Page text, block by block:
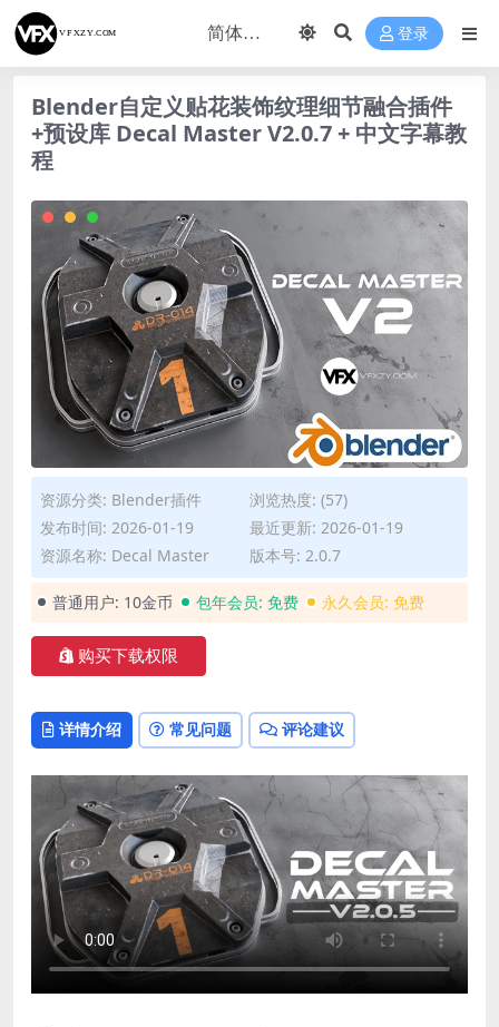
登录
Blender自定义贴花装饰纹理细节融合插件
+预设库 Decal Master V2.0.7 + 中文字幕教
程
资源分类: Blender插件
浏览热度: (57)
发布时间: 2026-01-19
最近更新: 2026-01-19
资源名称: Decal Master
版本号: 2.0.7
普通用户: 10金币 包年会员: 免费 永久会员: 免费
购买下载权限
详情介绍 常见问题 评论建议